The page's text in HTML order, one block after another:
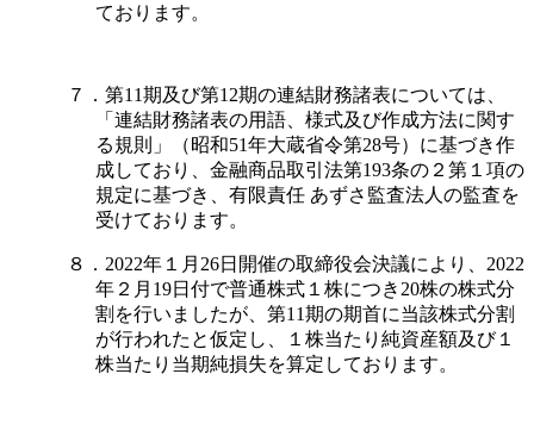
ております。
７．第11期及び第12期の連結財務諸表については、
「連結財務諸表の用語、様式及び作成方法に関す
る規則」（昭和51年大蔵省令第28号）に基づき作
成しており、金融商品取引法第193条の２第１項の
規定に基づき、有限責任 あずさ監査法人の監査を
受けております。
８．2022年１月26日開催の取締役会決議により、2022
年２月19日付で普通株式１株につき20株の株式分
割を行いましたが、第11期の期首に当該株式分割
が行われたと仮定し、１株当たり純資産額及び１
株当たり当期純損失を算定しております。